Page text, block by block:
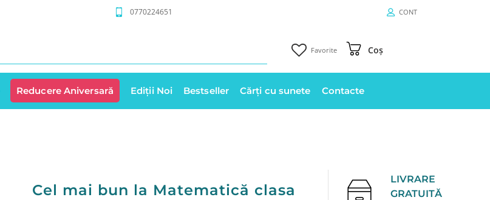
0770224651 CONT
Favorite Coș
Reducere Aniversară Ediții Noi Bestseller Cărți cu sunete Contacte
Cel mai bun la Matematică clasa
LIVRARE
GRATUITĂ